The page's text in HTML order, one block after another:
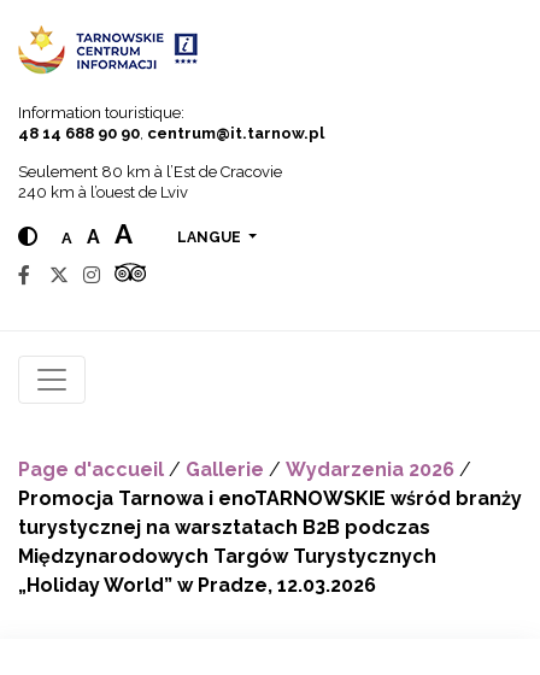
Information touristique:
48 14 688 90 90 centrum@it.tarnow.pl
Seulement 80 km à l’Est de Cracovie
240 km à l’ouest de Lviv
A A A LANGUE
Page d'accueil / Gallerie / Wydarzenia 2026 /
Promocja Tarnowa i enoTARNOWSKIE wśród branży
turystycznej na warsztatach B2B podczas
Międzynarodowych Targów Turystycznych
„Holiday World” w Pradze, 12.03.2026